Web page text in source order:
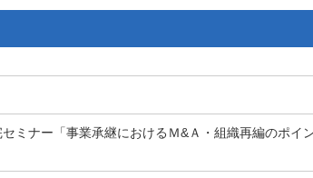
ミナー「事業承継におけるＭ&Ａ・組織再編のポイ